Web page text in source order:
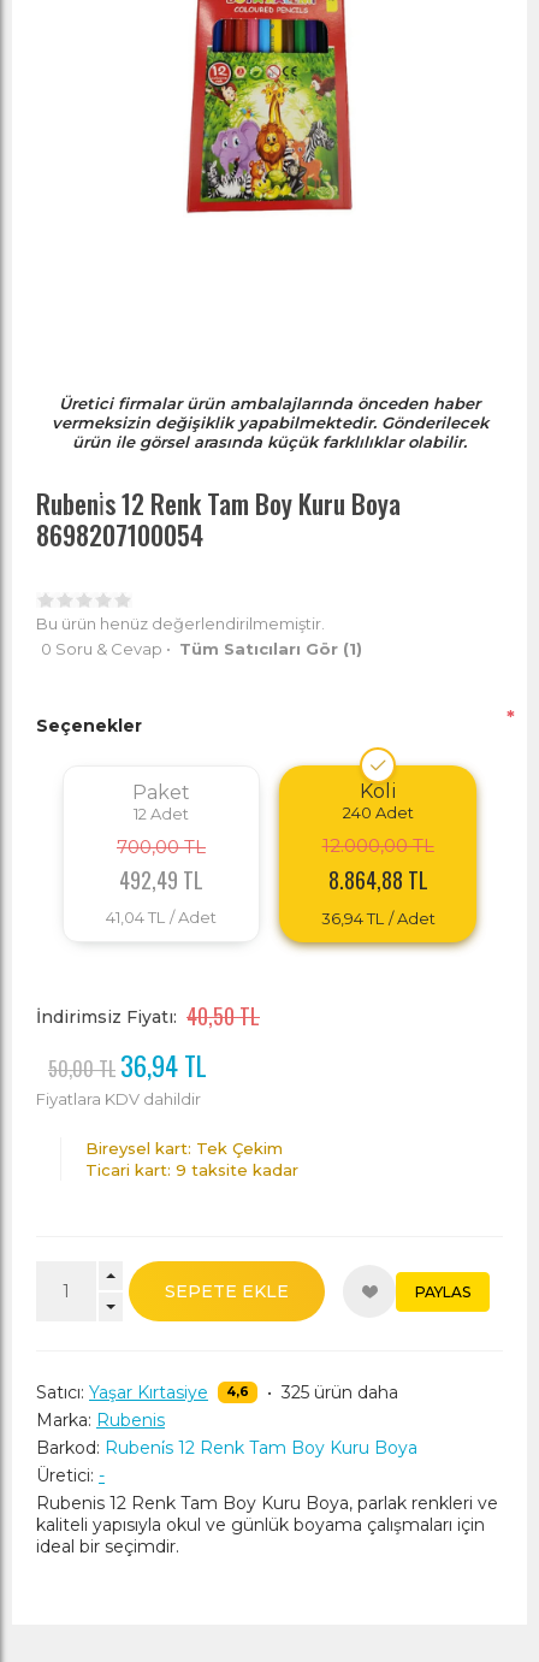
Üretici firmalar ürün ambalajlarında önceden haber
vermeksizin değişiklik yapabilmektedir. Gönderilecek
ürün ile görsel arasında küçük farklılıklar olabilir.
Rubeni̇s 12 Renk Tam Boy Kuru Boya
8698207100054
Bu ürün henüz değerlendirilmemiştir.
0 Soru & Cevap • Tüm Satıcıları Gör (1)
Seçenekler *
Paket
12 Adet
700,00 TL
492,49 TL
41,04 TL / Adet
Koli
240 Adet
12.000,00 TL
8.864,88 TL
36,94 TL / Adet
İndirimsiz Fiyatı: 40,50 TL
50,00 TL 36,94 TL
Fiyatlara KDV dahildir
Bireysel kart: Tek Çekim
Ticari kart: 9 taksite kadar
SEPETE EKLE PAYLAS
Satıcı: Yaşar Kırtasiye 4,6 • 325 ürün daha
Marka: Rubenis
Barkod: Rubeni̇s 12 Renk Tam Boy Kuru Boya
Üretici: -
Rubenis 12 Renk Tam Boy Kuru Boya, parlak renkleri ve
kaliteli yapısıyla okul ve günlük boyama çalışmaları için
ideal bir seçimdir.